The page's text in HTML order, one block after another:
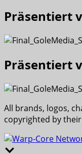
Präsentiert
Präsentiert
All brands, logos,
copyrighted by